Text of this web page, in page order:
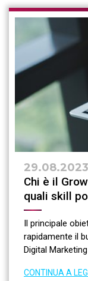
29.08.2023
Chi è il
quali skill
Il principale
rapidamente il
Digital
CONTINUA A